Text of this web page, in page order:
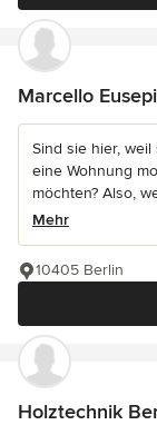
Marcello
Sind sie hier,
eine Wohnung
möchten? Also,
Mehr
10405 Berlin
Holztechnik